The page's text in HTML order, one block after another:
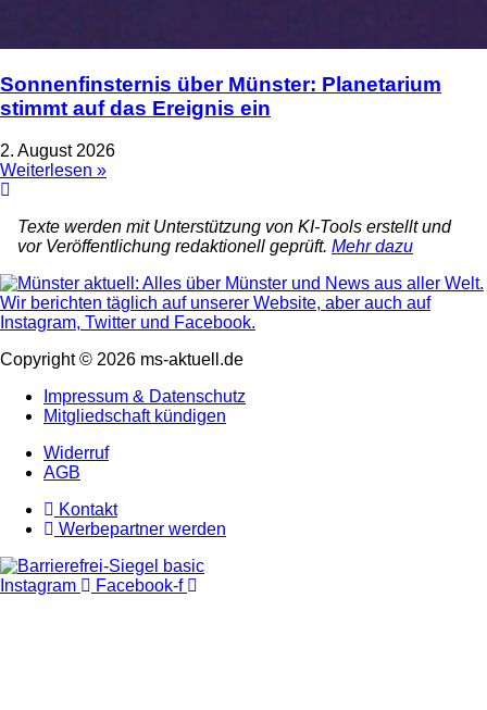
Sonnenfinsternis über Münster: Planetarium
stimmt auf das Ereignis ein
2. August 2026
Weiterlesen »
Texte werden mit Unterstützung von KI-Tools erstellt und
vor Veröffentlichung redaktionell geprüft. Mehr dazu
Copyright © 2026 ms-aktuell.de
Impressum & Datenschutz
Mitgliedschaft kündigen
Widerruf
AGB
Kontakt
Werbepartner werden
Instagram Facebook-f